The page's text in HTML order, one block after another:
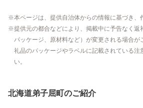
本ページは、提供自治体からの情報に基づき、
提供元の都合などにより、掲載中に予告なく返
パッケージ、原材料など）が変更される場合が
礼品のパッケージやラベルに記載されている注
い。
北海道弟子屈町のご紹介